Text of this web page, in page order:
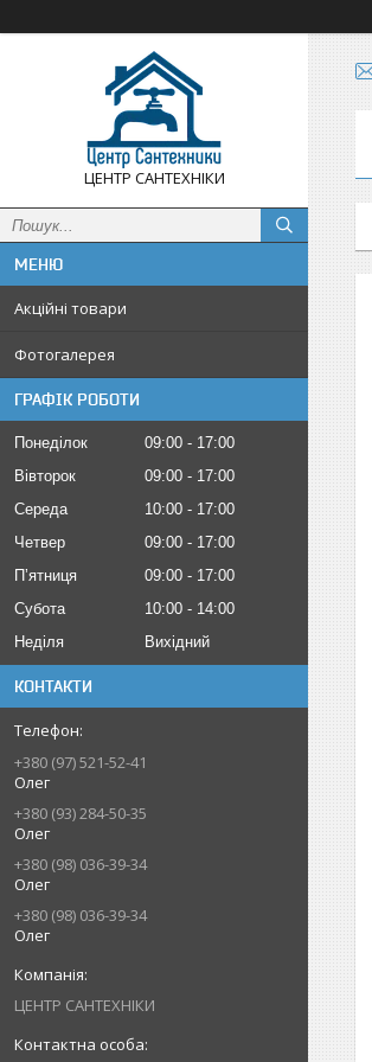
ЦЕНТР САНТЕХНІКИ
Акційні товари
Фотогалерея
ГРАФІК РОБОТИ
Понеділок 09:00
17:00
Вівторок
09:00
17:00
Середа
10:00
17:00
Четвер
09:00
17:00
Пʼятниця
09:00
17:00
Субота
10:00
14:00
Неділя
Вихідний
КОНТАКТИ
+380 (97) 521-52-41
Олег
+380 (93) 284-50-35
Олег
+380 (98) 036-39-34
Олег
+380 (98) 036-39-34
Олег
ЦЕНТР САНТЕХНІКИ